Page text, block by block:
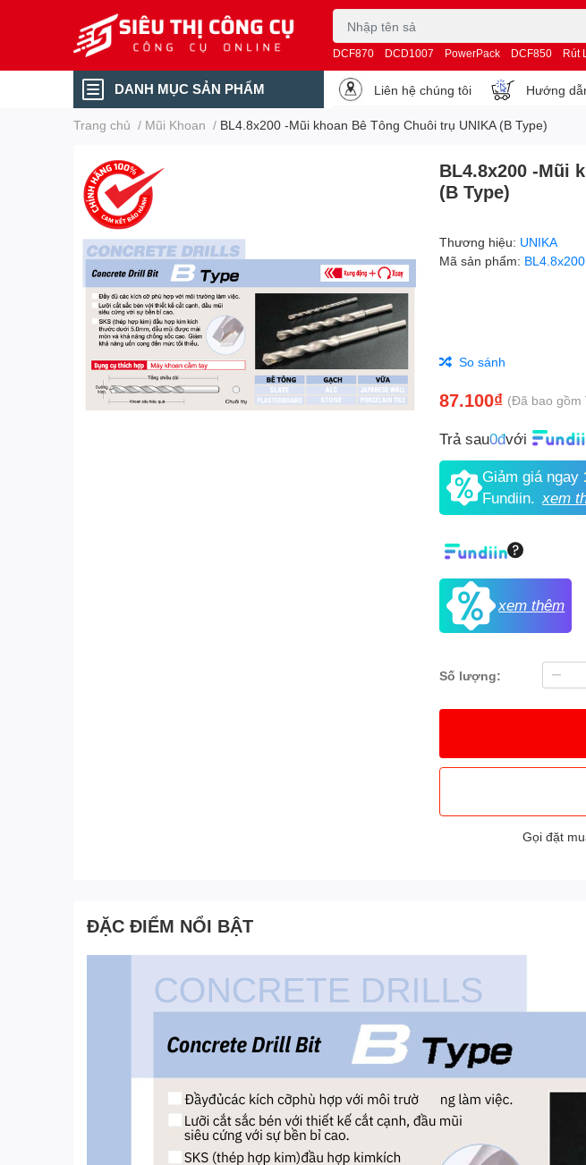
DCF870 DCD1007 PowerPack DCF850 Rút
DANH MỤC SẢN PHẨM Liên hệ chúng tôi Hướng
Trang chủ / Mũi Khoan / BL4.8x200 -Mũi khoan Bê Tông Chuôi trụ UNIKA (B Type)
BL4.8x200 -Mũi
(B Type)
Thương hiệu: UNIKA
Mã sản phẩm: BL4.8x200
So sánh
87.100₫ (Đã bao gồm
Trả sau0đvới
Giảm giá ngay
Fundiin. xem
xem thêm
Số lượng:
Gọi đặt
ĐẶC ĐIỂM NỔI BẬT